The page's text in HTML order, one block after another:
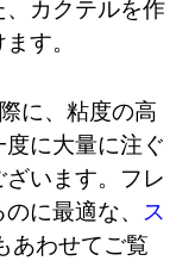
カクテルを作
す。
に、粘度の高
に大量に注ぐ
います。フレ
に最適な、 ス
あわせてご覧